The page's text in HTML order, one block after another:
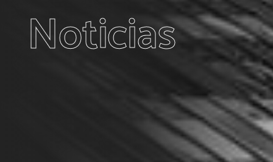
Noticias